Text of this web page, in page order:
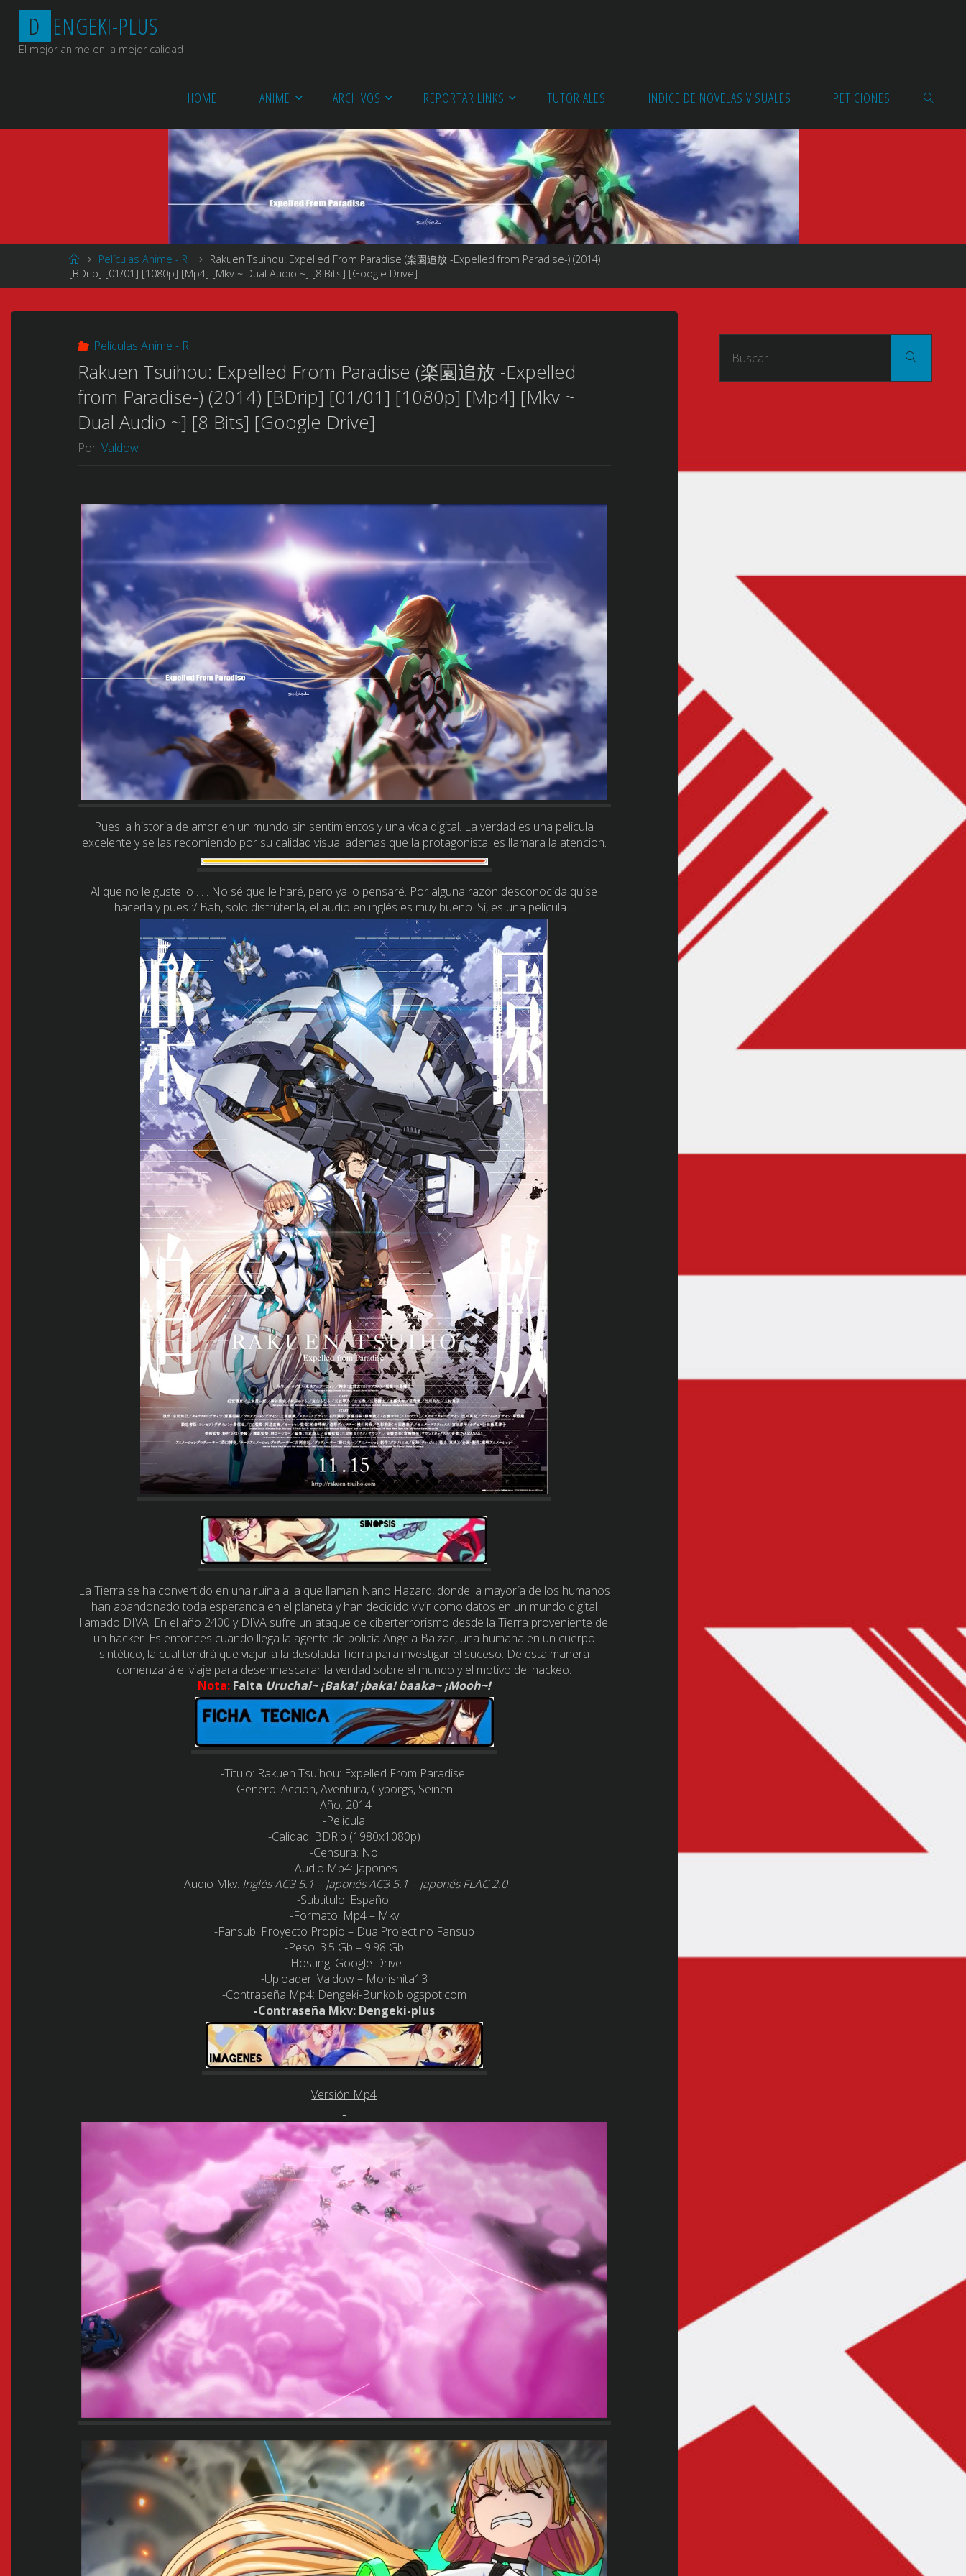
Saltar
contenido
D ENGEKI-PLUS
El mejor anime en la mejor calidad
HOME ANIME ARCHIVOS REPORTAR LINKS TUTORIALES INDICE DE NOVELAS VISUALES PETICIONES
Página
de
Inicio
Películas Anime - R
Rakuen Tsuihou: Expelled From Paradise (楽園追放 -Expelled from Paradise-) (2014)
[BDrip] [01/01] [1080p] [Mp4] [Mkv ~ Dual Audio ~] [8 Bits] [Google Drive]
Películas Anime - R
Rakuen Tsuihou: Expelled From Paradise (楽園追放 -Expelled
from Paradise-) (2014) [BDrip] [01/01] [1080p] [Mp4] [Mkv ~
Dual Audio ~] [8 Bits] [Google Drive]
Por Valdow
Pues la historia de amor en un mundo sin sentimientos y una vida digital. La verdad es una pelicula
excelente y se las recomiendo por su calidad visual ademas que la protagonista les llamara la atencion.
Al que no le guste lo . . . No sé que le haré, pero ya lo pensaré. Por alguna razón desconocida quise
hacerla y pues :/ Bah, solo disfrútenla, el audio en inglés es muy bueno. Sí, es una película…
La Tierra se ha convertido en una ruina a la que llaman Nano Hazard, donde la mayoría de los humanos
han abandonado toda esperanda en el planeta y han decidido vivir como datos en un mundo digital
llamado DIVA. En el año 2400 y DIVA sufre un ataque de ciberterrorismo desde la Tierra proveniente de
un hacker. Es entonces cuando llega la agente de policía Angela Balzac, una humana en un cuerpo
sintético, la cual tendrá que viajar a la desolada Tierra para investigar el suceso. De esta manera
comenzará el viaje para desenmascarar la verdad sobre el mundo y el motivo del hackeo.
Nota:Falta Uruchai~ ¡Baka! ¡baka! baaka~ ¡Mooh~!
-Titulo: Rakuen Tsuihou: Expelled From Paradise.
-Genero: Accion, Aventura, Cyborgs, Seinen.
-Año: 2014
-Pelicula
-Calidad: BDRip (1980x1080p)
-Censura: No
-Audio Mp4: Japones
-Audio Mkv: Inglés AC3 5.1 – Japonés AC3 5.1 – Japonés FLAC 2.0
-Subtitulo: Español
-Formato: Mp4 – Mkv
-Fansub: Proyecto Propio – DualProject no Fansub
-Peso: 3.5 Gb – 9.98 Gb
-Hosting: Google Drive
-Uploader: Valdow – Morishita13
-Contraseña Mp4: Dengeki-Bunko.blogspot.com
-Contraseña Mkv: Dengeki-plus
Versión Mp4
Buscar